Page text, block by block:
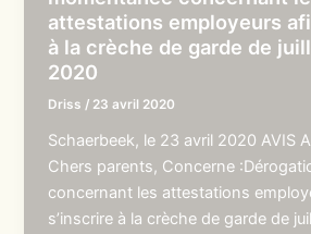
attestations employeurs
à la crèche de garde de
2020
Driss / 23 avril 2020
Schaerbeek, le 23 avril 2020 AVIS
Chers parents, Concerne
concernant les attestations
s’inscrire à la crèche de garde de